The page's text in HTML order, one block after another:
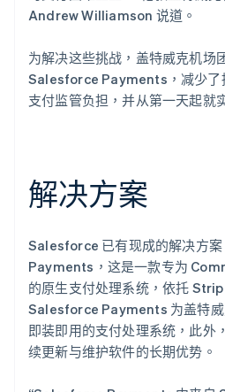
Andrew Williamson 说道。
为解决这些挑战，盖特威克机场
Salesforce Payments，减少了
支付监管负担，并从第一天起就
解决方案
Salesforce 已有现成的解决方
Payments，这是一款专为
的原生支付处理系统，依托
Salesforce Payments 为盖特
即装即用的支付处理系统，此外
续更新与维护软件的长期优势。